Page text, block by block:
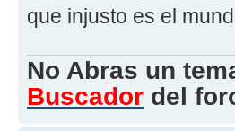
que injusto es el
No Abras un
Buscador del